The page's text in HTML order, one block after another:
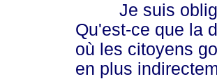
Je suis obligé
Qu'est-ce que la
où les citoyens
en plus